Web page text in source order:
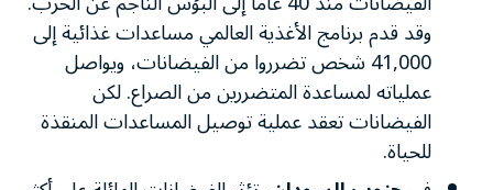
وقد قدم برنامج الأغذية العالمي مساعدات غذائية إلى
41,000 شخص تضرروا من الفيضانات، ويواصل
عملياته لمساعدة المتضررين من الصراع. لكن
الفيضانات تعقد عملية توصيل المساعدات المنقذة
للحياة.